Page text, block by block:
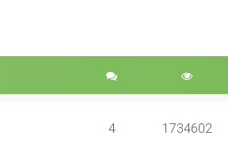
4 1734602